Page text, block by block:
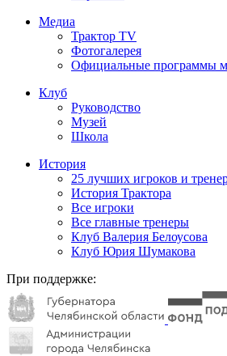
Медиа
Трактор TV
Фотогалерея
Официальные программы
Клуб
Руководство
Музей
Школа
История
25 лучших игроков и
История Трактора
Все игроки
Все главные тренеры
Клуб Валерия Белоусова
Клуб Юрия Шумакова
При поддержке: